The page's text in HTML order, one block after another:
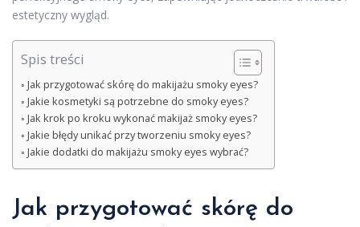
estetyczny wygląd.
Spis treści
Jak przygotować skórę do makijażu smoky eyes?
Jakie kosmetyki są potrzebne do smoky eyes?
Jak krok po kroku wykonać makijaż smoky eyes?
Jakie błędy unikać przy tworzeniu smoky eyes?
Jakie dodatki do makijażu smoky eyes wybrać?
Jak przygotować skórę do